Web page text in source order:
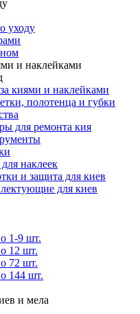
уходу
и наклейками
киями и наклейками
полотенца и губки
для ремонта кия
наклеек
и защита для киев
для киев
1-9 шт.
12 шт.
72 шт.
144 шт.
и мела